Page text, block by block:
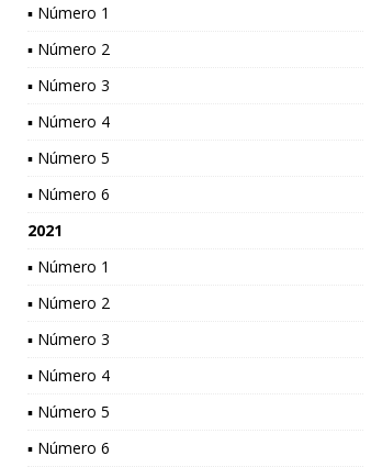
▪ Número 1
▪ Número 2
▪ Número 3
▪ Número 4
▪ Número 5
▪ Número 6
2021
▪ Número 1
▪ Número 2
▪ Número 3
▪ Número 4
▪ Número 5
▪ Número 6